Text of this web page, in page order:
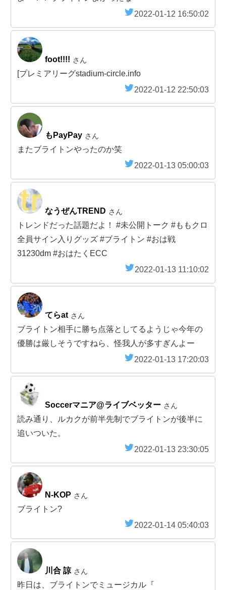
2022-01-12 16:50:02
foot!!!! さん
[プレミアリーグstadium-circle.info
2022-01-12 22:50:03
もPayPay さん
またブライトンやったのか笑
2022-01-13 05:00:03
なうぜんTREND さん
トレンドだった話題だよ！ #未公開トーク #ももクロ
全員サイン入りグッズ #ブライトン #おは戦
31230dm #おはたくECC
2022-01-13 11:10:02
てらat さん
ブライトン相手に勝ち点落としてるようじゃ今年の
優勝は厳しそうですねら、怪我人が多すぎんよー
2022-01-13 17:20:03
Soccerマニア@ライブベッター さん
読み通り、ルカクが前半先制でブライトンが後半に
追いついた。
2022-01-13 23:30:05
N-KOP さん
ブライトン?
2022-01-14 05:40:03
川合 諒 さん
昨日は、ブライトンでミュージカル『